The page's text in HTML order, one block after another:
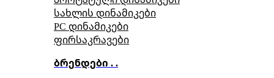
სახლის დინამიკები
PC დინამიკები
ფირსაკრავები
ბრენდები . .